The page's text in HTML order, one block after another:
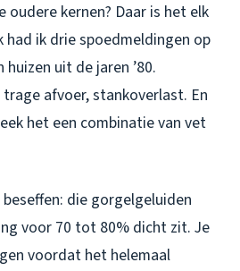
oudere kernen? Daar is het elk
had ik drie spoedmeldingen op
uit de jaren ’80.
afvoer, stankoverlast. En
het een combinatie van vet
die gorgelgeluiden
voor 70 tot 80% dicht zit. Je
voordat het helemaal